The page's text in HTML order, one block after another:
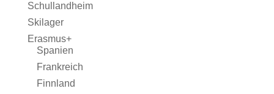
Schullandheim
Skilager
Erasmus+
Spanien
Frankreich
Finnland